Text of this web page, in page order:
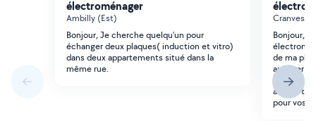
électroménager
Ambilly (Est)
Bonjour, Je cherche quelqu'un pour
échanger deux plaques( induction et vitro)
dans deux appartements situé dans la
même rue.
Cranves-
Bonjour,
de ma
appuyer
marche
allumé
pour vos